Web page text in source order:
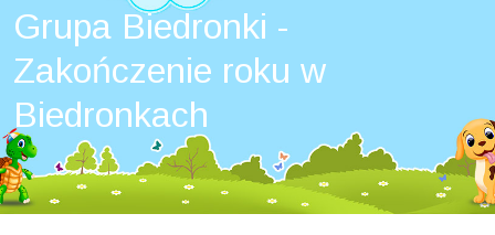
Grupa Biedronki -
Zakończenie roku w
Biedronkach